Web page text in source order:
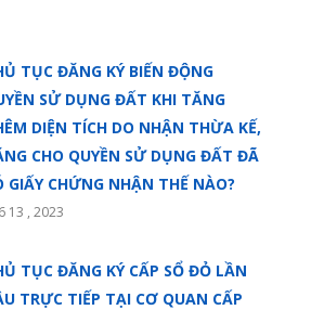
TỤC ĐĂNG KÝ BIẾN ĐỘNG
SỬ DỤNG ĐẤT KHI TĂNG
DIỆN TÍCH DO NHẬN THỪA KẾ,
CHO QUYỀN SỬ DỤNG ĐẤT ĐÃ
GIẤY CHỨNG NHẬN THẾ NÀO?
13 , 2023
TỤC ĐĂNG KÝ CẤP SỔ ĐỎ LẦN
TRỰC TIẾP TẠI CƠ QUAN CẤP